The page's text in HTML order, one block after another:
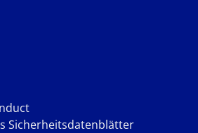
Sicherheitsdatenblätter